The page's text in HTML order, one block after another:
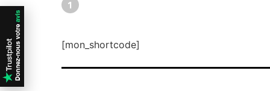
1
[mon_shortcode]